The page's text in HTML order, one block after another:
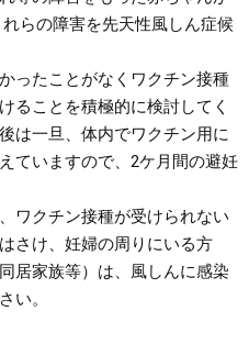
らの障害を先天性風しん症候
ったことがなくワクチン接種
ることを積極的に検討してく
は一旦、体内でワクチン用に
ていますので、2ケ月間の避妊
ワクチン接種が受けられない
さけ、妊婦の周りにいる方
居家族等）は、風しんに感染
い。